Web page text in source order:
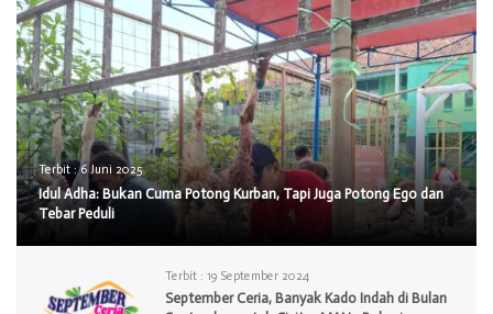
Terbit :6 Juni 2025
Idul Adha: Bukan Cuma Potong Kurban, Tapi Juga Potong Ego dan
Tebar Peduli
Terbit : 19 September 2024
September Ceria, Banyak Kado Indah di Bulan